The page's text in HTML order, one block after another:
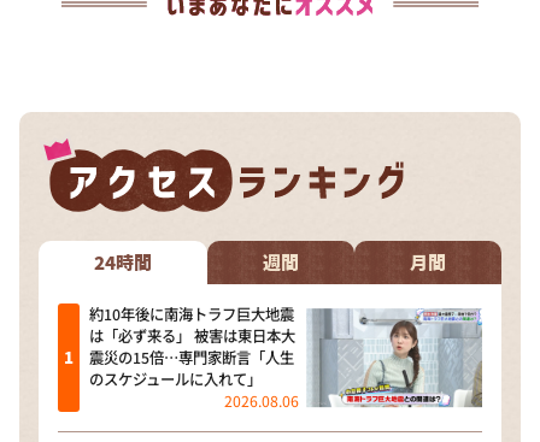
24時間 週間 月間
約10年後に南海トラフ巨大地震
は「必ず来る」 被害は東日本大
震災の15倍…専門家断言「人生
のスケジュールに入れて」
2026.08.06